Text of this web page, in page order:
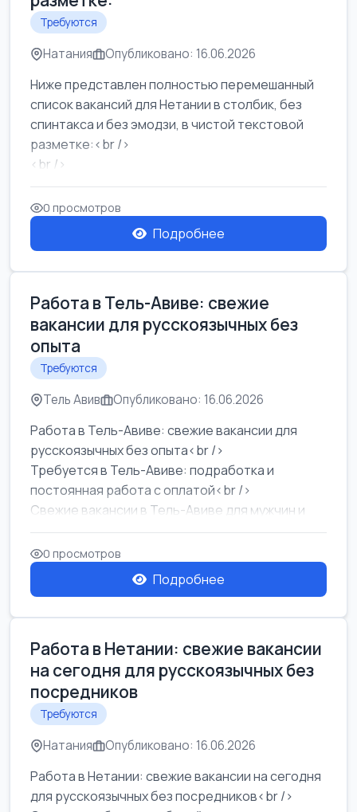
Требуются
Натания Опубликовано: 16.06.2026
Ниже представлен полностью перемешанный
список вакансий для Нетании в столбик, без
спинтакса и без эмодзи, в чистой текстовой
разметке:<br />
<br />
Работа в Нетании на мебельном производстве:
требу...
0 просмотров
Подробнее
Работа в Тель-Авиве: свежие
вакансии для русскоязычных без
опыта
Требуются
Тель Авив Опубликовано: 16.06.2026
Работа в Тель-Авиве: свежие вакансии для
русскоязычных без опыта<br />
Требуется в Тель-Авиве: подработка и
постоянная работа с оплатой<br />
Свежие вакансии в Тель-Авиве для мужчин и
женщин от хозя...
0 просмотров
Подробнее
Работа в Нетании: свежие вакансии
на сегодня для русскоязычных без
посредников
Требуются
Натания Опубликовано: 16.06.2026
Работа в Нетании: свежие вакансии на сегодня
для русскоязычных без посредников<br />